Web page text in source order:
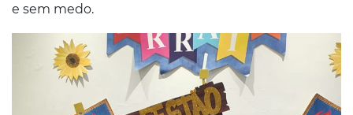
e sem medo.